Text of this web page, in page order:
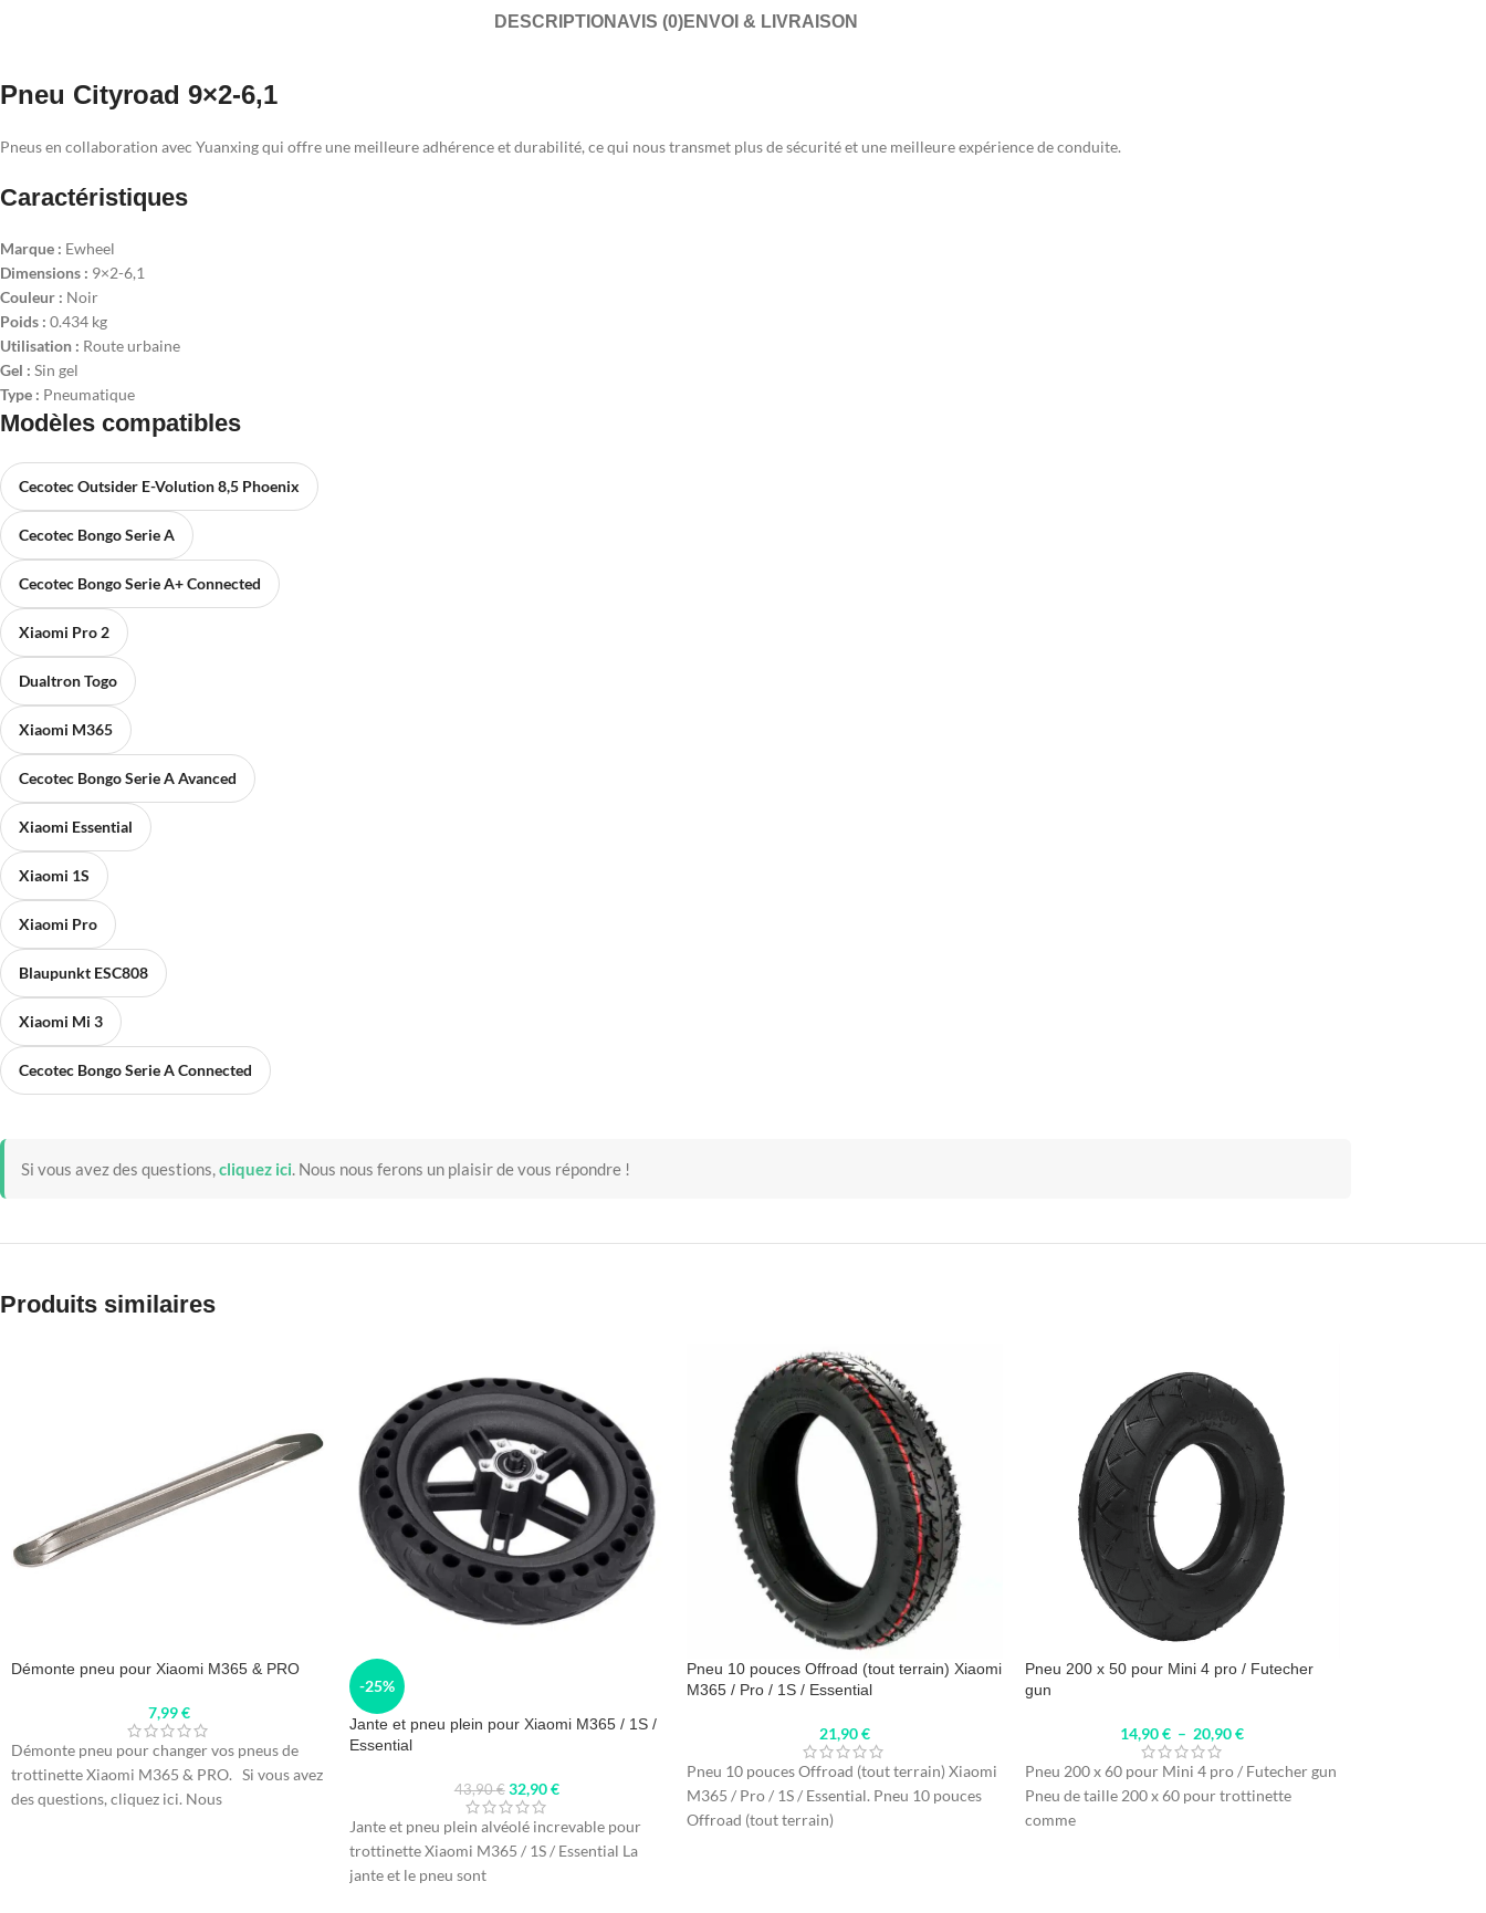
DESCRIPTION AVIS (0)ENVOI & LIVRAISON
Pneu Cityroad 9×2-6,1
Pneus en collaboration avec Yuanxing qui offre une meilleure adhérence et durabilité, ce qui nous transmet plus de sécurité et une meilleure expérience de conduite.
Caractéristiques
Marque : Ewheel
Dimensions : 9×2-6,1
Couleur : Noir
Poids : 0.434 kg
Utilisation : Route urbaine
Gel : Sin gel
Type : Pneumatique
Modèles compatibles
Cecotec Outsider E-Volution 8,5 Phoenix
Cecotec Bongo Serie A
Cecotec Bongo Serie A+ Connected
Xiaomi Pro 2
Dualtron Togo
Xiaomi M365
Cecotec Bongo Serie A Avanced
Xiaomi Essential
Xiaomi 1S
Xiaomi Pro
Blaupunkt ESC808
Xiaomi Mi 3
Cecotec Bongo Serie A Connected
Si vous avez des questions,cliquez ici. Nous nous ferons un plaisir de vous répondre !
Produits similaires
Démonte pneu pour Xiaomi M365 & PRO
7,99€
Démonte pneu pour changer vos pneus de
trottinette Xiaomi M365 & PRO. Si vous avez
des questions, cliquez ici. Nous
-25%
Jante et pneu plein pour Xiaomi M365 / 1S /
Essential
43,90€ 32,90€
Jante et pneu plein alvéolé increvable pour
trottinette Xiaomi M365 / 1S / Essential La
jante et le pneu sont
Pneu 10 pouces Offroad (tout terrain) Xiaomi
M365 / Pro / 1S / Essential
21,90€
Pneu 10 pouces Offroad (tout terrain) Xiaomi
M365 / Pro / 1S / Essential. Pneu 10 pouces
Offroad (tout terrain)
Pneu 200 x 50 pour Mini 4 pro / Futecher
gun
14,90€ – 20,90€
Pneu 200 x 60 pour Mini 4 pro / Futecher gun
Pneu de taille 200 x 60 pour trottinette
comme